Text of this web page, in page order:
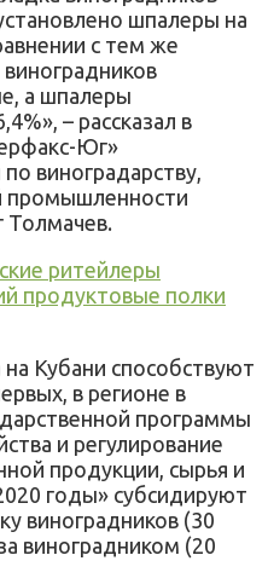
шпалеры на
с тем же
а шпалеры
– рассказал в
Юг»
виноградарству,
промышленности
Толмачев.
ритейлеры
продуктовые полки
Кубани способствуют
в регионе в
программы
и регулирование
продукции, сырья и
годы» субсидируют
виноградников (30
виноградником (20